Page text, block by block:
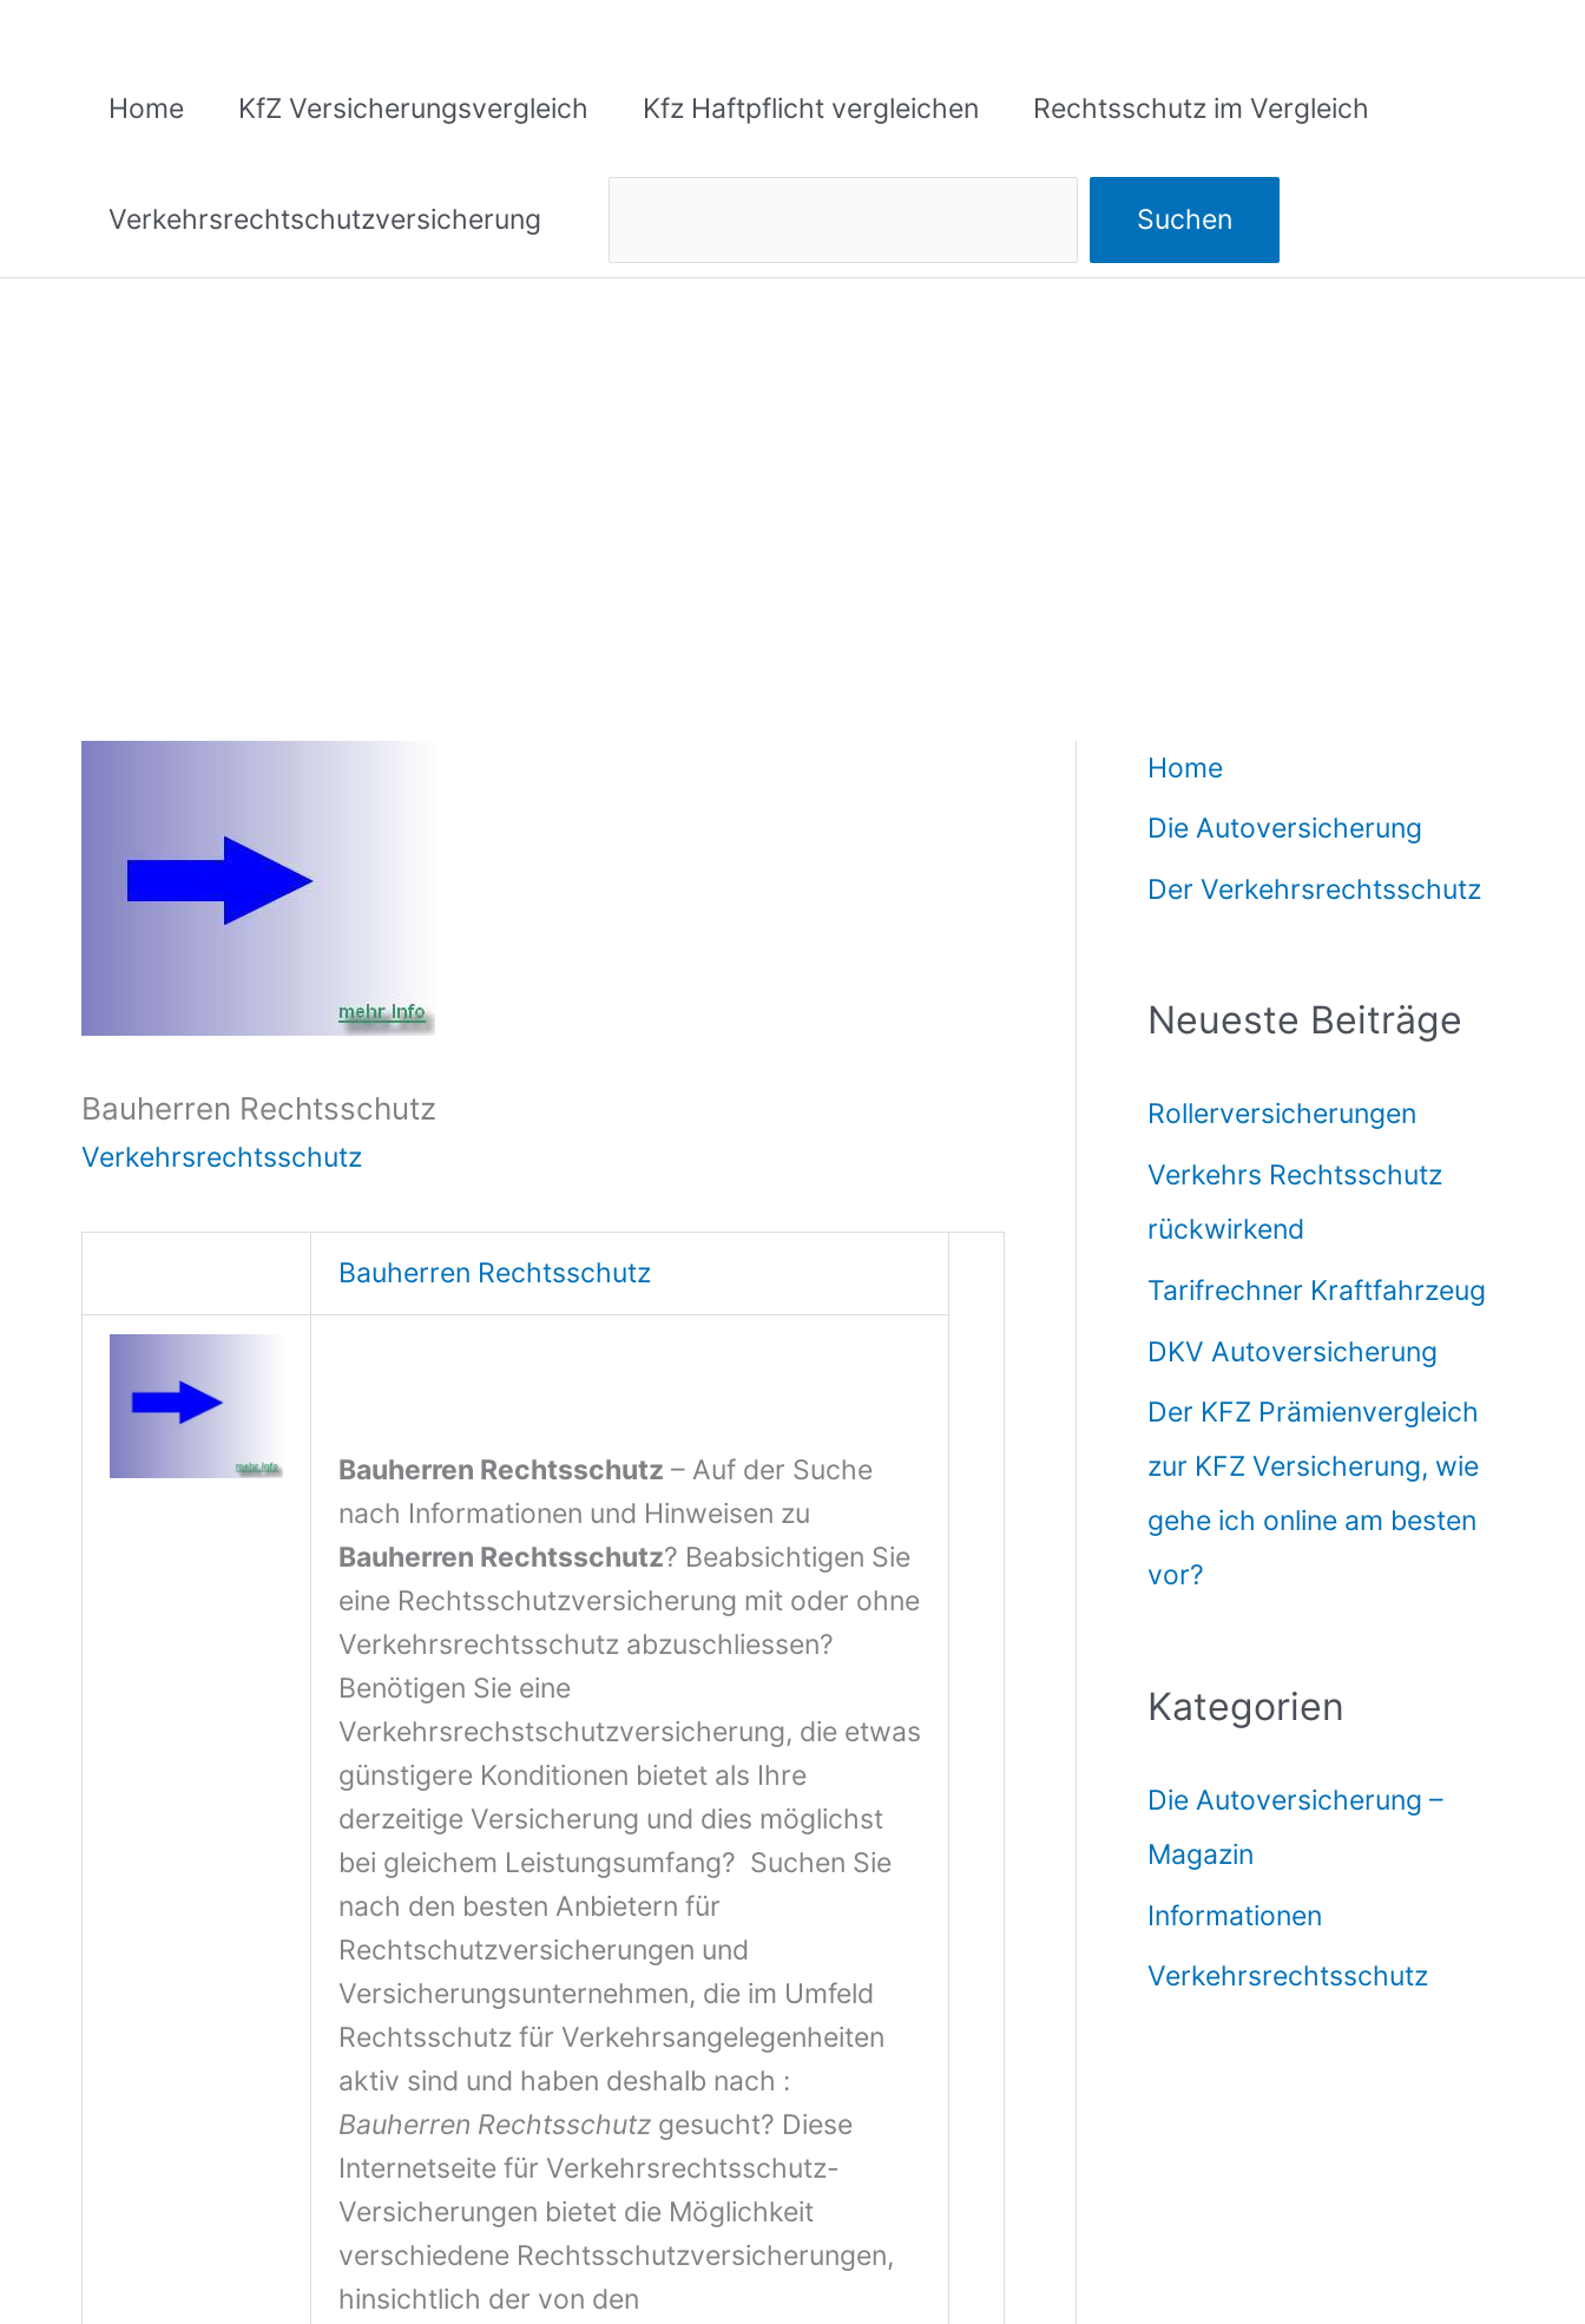
Home KfZ Versicherungsvergleich Kfz Haftpflicht vergleichen Rechtsschutz im Vergleich
Verkehrsrechtschutzversicherung Suchen
Bauherren Rechtsschutz
Verkehrsrechtsschutz
Bauherren Rechtsschutz
Bauherren Rechtsschutz – Auf der Suche
nach Informationen und Hinweisen zu
Bauherren Rechtsschutz? Beabsichtigen Sie
eine Rechtsschutzversicherung mit oder ohne
Verkehrsrechtsschutz abzuschliessen?
Benötigen Sie eine
Verkehrsrechstschutzversicherung, die etwas
günstigere Konditionen bietet als Ihre
derzeitige Versicherung und dies möglichst
bei gleichem Leistungsumfang? Suchen Sie
nach den besten Anbietern für
Rechtschutzversicherungen und
Versicherungsunternehmen, die im Umfeld
Rechtsschutz für Verkehrsangelegenheiten
aktiv sind und haben deshalb nach :
Bauherren Rechtsschutz gesucht? Diese
Internetseite für Verkehrsrechtsschutz-
Versicherungen bietet die Möglichkeit
verschiedene Rechtsschutzversicherungen,
hinsichtlich der von den
Home
Die Autoversicherung
Der Verkehrsrechtsschutz
Neueste Beiträge
Rollerversicherungen
Verkehrs Rechtsschutz
rückwirkend
Tarifrechner Kraftfahrzeug
DKV Autoversicherung
Der KFZ Prämienvergleich
zur KFZ Versicherung, wie
gehe ich online am besten
vor?
Kategorien
Die Autoversicherung –
Magazin
Informationen
Verkehrsrechtsschutz